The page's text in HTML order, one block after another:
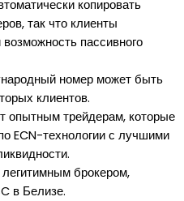
копировать
так что клиенты
пассивного
номер может быть
клиентов.
опытным трейдерам, которые
ECN-технологии с лучшими
брокером,
в Белизе.